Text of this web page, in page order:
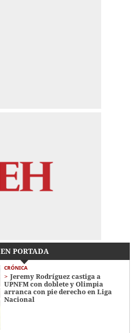
EN PORTADA
CRÓNICA
Jeremy Rodríguez castiga a
UPNFM con doblete y Olimpia
arranca con pie derecho en Liga
Nacional